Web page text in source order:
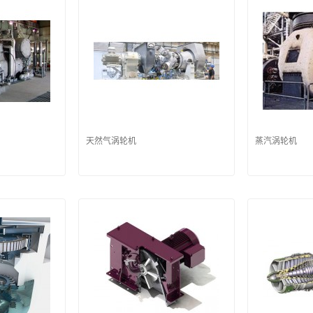
天然气涡轮机 蒸汽涡轮机